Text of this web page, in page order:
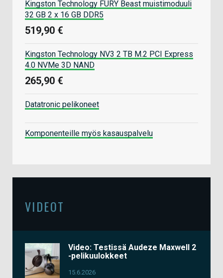
Kingston Technology FURY Beast muistimoduuli
32 GB 2 x 16 GB DDR5
519,90 €
Kingston Technology NV3 2 TB M.2 PCI Express
4.0 NVMe 3D NAND
265,90 €
Datatronic pelikoneet
Komponenteille myös kasauspalvelu
VIDEOT
Video: Testissä Audeze Maxwell 2
-pelikuulokkeet
15.6.2026